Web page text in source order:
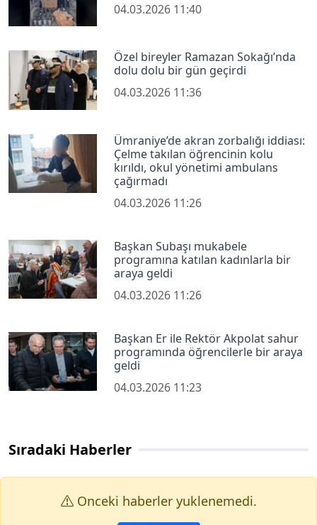
04.03.2026 11:40
Özel bireyler Ramazan Sokağı’nda
dolu dolu bir gün geçirdi
04.03.2026 11:36
Ümraniye’de akran zorbalığı iddiası:
Çelme takılan öğrencinin kolu
kırıldı, okul yönetimi ambulans
çağırmadı
04.03.2026 11:26
Başkan Subaşı mukabele
programına katılan kadınlarla bir
araya geldi
04.03.2026 11:26
Başkan Er ile Rektör Akpolat sahur
programında öğrencilerle bir araya
geldi
04.03.2026 11:23
Sıradaki Haberler
Onceki haberler yuklenemedi.